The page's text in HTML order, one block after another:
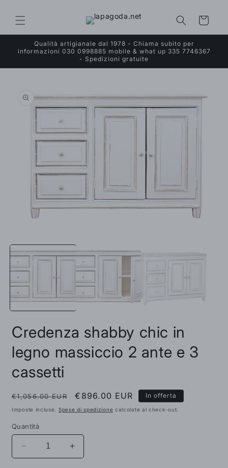
ai contenuti
Carrello
Qualità artigianale dal 1978 - Chiama subito per
informazioni 030 0998885 mobile & what up 335 7746367
- Spedizioni gratuite
sul prodotto
multimediali
1
finestra
modale
Credenza shabby chic in
legno massiccio 2 ante e 3
cassetti
Prezzo
di
€1,056.00 EUR
Prezzo
scontato
€896.00 EUR In offerta
Imposte incluse. Spese di spedizione calcolate al check-out.
Quantità
Diminuisci
quantità
Aumenta
quantità